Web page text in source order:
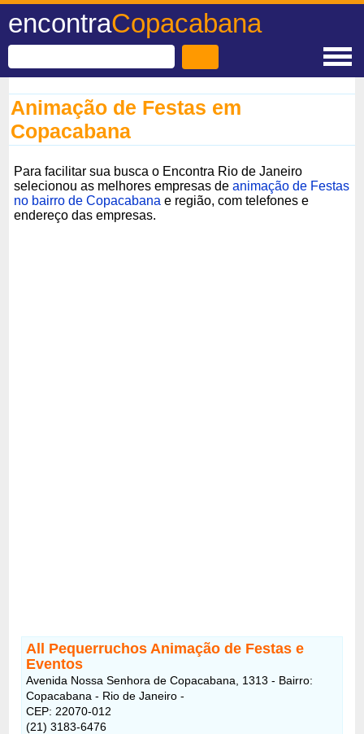
encontraCopacabana
Animação de Festas em
Copacabana
Para facilitar sua busca o Encontra Rio de Janeiro
selecionou as melhores empresas deanimação de Festas
no bairro de Copacabana e região, com telefones e
endereço das empresas.
All Pequerruchos Animação de Festas e
Eventos
Avenida Nossa Senhora de Copacabana, 1313 - Bairro:
Copacabana - Rio de Janeiro -
CEP: 22070-012
(21) 3183-6476